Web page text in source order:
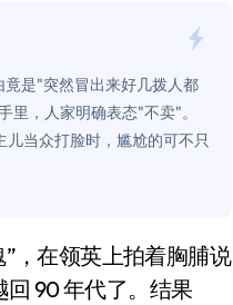
是"突然冒出来好几拨人都
，人家明确表态"不卖"。
当众打脸时，尴尬的可不只
，在领英上拍着胸脯说
90 年代了。结果